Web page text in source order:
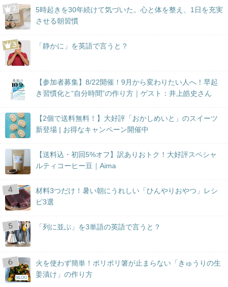
5時起きを30年続けて気づいた。心と体を整え、1日を充実
させる朝習慣
「静かに」を英語で言うと？
【参加者募集】8/22開催！9月から変わりたい人へ！早起
き習慣化と“自分時間”の作り方｜ゲスト：井上皓史さん
【2個で送料無料！】大好評「おかしめいと」のスイーツ
新登場 | お得なキャンペーン開催中
【送料込・初回5%オフ】訳ありおトク！大好評スペシャ
ルティコーヒー豆｜Aima
材料3つだけ！暑い朝にうれしい「ひんやりおやつ」レシ
ピ3選
「列に並ぶ」を3単語の英語で言うと？
BLOG
火を使わず簡単！ポリポリ箸が止まらない「きゅうりの生
姜漬け」の作り方